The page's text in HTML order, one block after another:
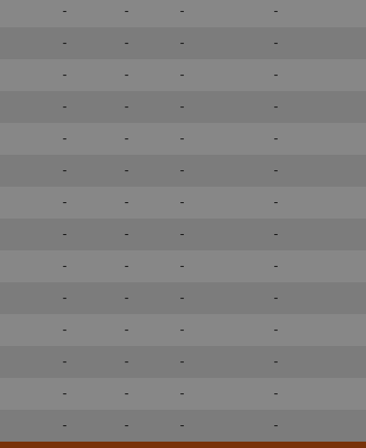
- - - -
- - - -
- - - -
- - - -
- - - -
- - - -
- - - -
- - - -
- - - -
- - - -
- - - -
- - - -
- - - -
- - - -